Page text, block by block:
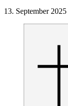
13. September 2025